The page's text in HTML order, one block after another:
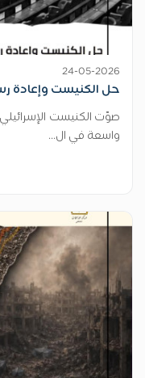
24-05-2026
حل الكنيست وإعادة
واسعة في ال...